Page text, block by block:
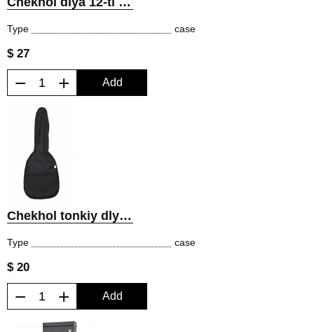
Type case
$ 27
− + Add
Chekhol tonkiy dlya 12-strunnoy gitary
Type case
$ 20
− + Add